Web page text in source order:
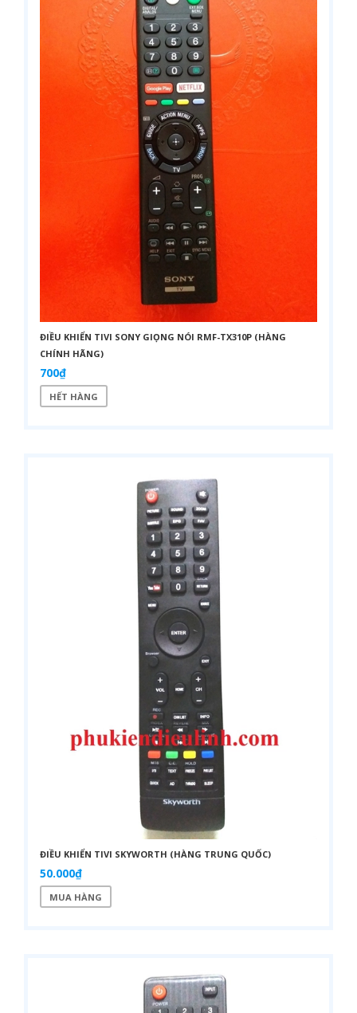
ĐIỀU KHIỂN TIVI SONY GIỌNG NÓI RMF-TX310P (HÀNG
CHÍNH HÃNG)
700₫
HẾT HÀNG
ĐIỀU KHIỂN TIVI SKYWORTH (HÀNG TRUNG QUỐC)
50.000₫
MUA HÀNG